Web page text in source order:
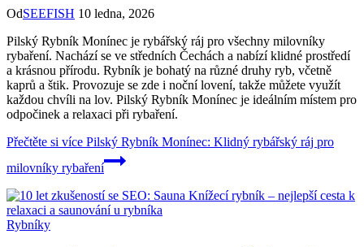
OdSEEFISH 10 ledna, 2026
Pilský Rybník Monínec je rybářský ráj pro všechny milovníky
rybaření. Nachází se ve středních Čechách a nabízí klidné prostředí
a krásnou přírodu. Rybník je bohatý na různé druhy ryb, včetně
kaprů a štik. Provozuje se zde i noční lovení, takže můžete využít
každou chvíli na lov. Pilský Rybník Monínec je ideálním místem pro
odpočinek a relaxaci při rybaření.
Přečtěte si více Pilský Rybník Monínec: Klidný rybářský ráj pro
milovníky rybaření
Rybníky